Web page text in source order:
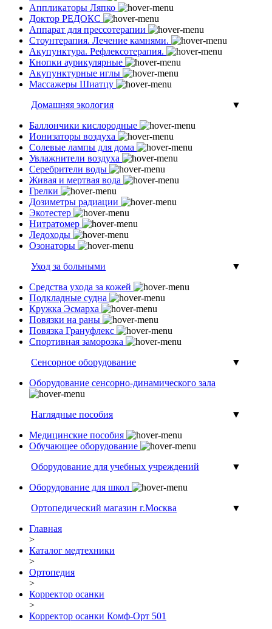
Аппликаторы Ляпко
Доктор РЕДОКС
Аппарат для прессотерапии
Стоунтерапия. Лечение камнями.
Акупунктура. Рефлексотерапия.
Кнопки аурикулярные
Акупунктурные иглы
Массажеры Шиатцу
Домашняя экология
▼
Баллончики кислородные
Ионизаторы воздуха
Солевые лампы для дома
Увлажнители воздуха
Серебрители воды
Живая и мертвая вода
Грелки
Дозиметры радиации
Экотестер
Нитратомер
Ледоходы
Озонаторы
Уход за больными
▼
Средства ухода за кожей
Подкладные судна
Кружка Эсмарха
Повязки на раны
Повязка Грануфлекс
Спортивная заморозка
Сенсорное оборудование
▼
Оборудование сенсорно-динамического зала
Наглядные пособия
▼
Медицинские пособия
Обучающее оборудование
Оборудование для учебных учреждений
▼
Оборудование для школ
Ортопедический магазин г.Москва
▼
Главная
>
Каталог медтехники
>
Ортопедия
>
Корректор осанки
>
Корректор осанки Комф-Орт 501